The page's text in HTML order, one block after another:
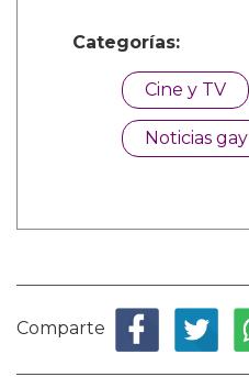
Categorías:
Cine y TV
Noticias gay
Comparte